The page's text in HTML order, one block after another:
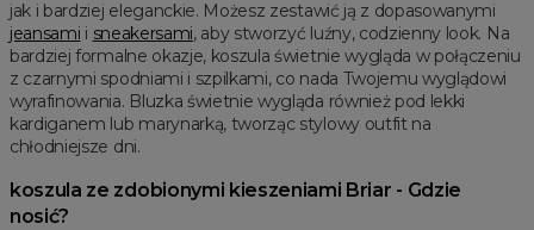
jak i bardziej eleganckie. Możesz zestawić ją z dopasowanymi
jeansami i sneakersami, aby stworzyć luźny, codzienny look. Na
bardziej formalne okazje, koszula świetnie wygląda w połączeniu
z czarnymi spodniami i szpilkami, co nada Twojemu wyglądowi
wyrafinowania. Bluzka świetnie wygląda również pod lekki
kardiganem lub marynarką, tworząc stylowy outfit na
chłodniejsze dni.
koszula ze zdobionymi kieszeniami Briar - Gdzie
nosić?